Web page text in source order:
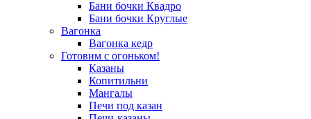
Бани бочки Квадро
Бани бочки Круглые
Вагонка
Вагонка кедр
Готовим с огоньком!
Казаны
Копитильни
Мангалы
Печи под казан